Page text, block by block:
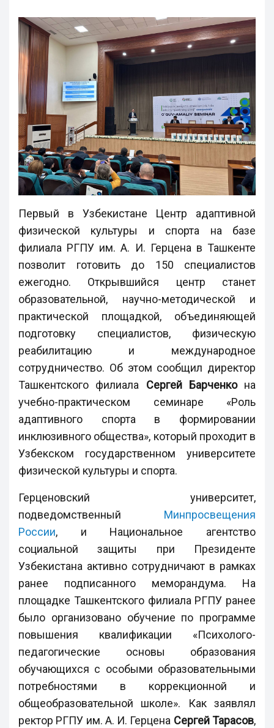
Первый в Узбекистане Центр адаптивной
физической культуры и спорта на базе
филиала РГПУ им. А. И. Герцена в Ташкенте
позволит готовить до 150 специалистов
ежегодно. Открывшийся центр станет
образовательной, научно-методической и
практической площадкой, объединяющей
подготовку специалистов, физическую
реабилитацию и международное
сотрудничество. Об этом сообщил директор
Ташкентского филиала Сергей Барченкона
учебно-практическом семинаре «Роль
адаптивного спорта в формировании
инклюзивного общества», который проходит в
Узбекском государственном университете
физической культуры и спорта.
Герценовский университет,
подведомственный Минпросвещения
России, и Национальное агентство
социальной защиты при Президенте
Узбекистана активно сотрудничают в рамках
ранее подписанного меморандума. На
площадке Ташкентского филиала РГПУ ранее
было организовано обучение по программе
повышения квалификации «Психолого-
педагогические основы образования
обучающихся с особыми образовательными
потребностями в коррекционной и
общеобразовательной школе». Как заявлял
ректор РГПУ им. А. И. Герцена Сергей Тарасов,